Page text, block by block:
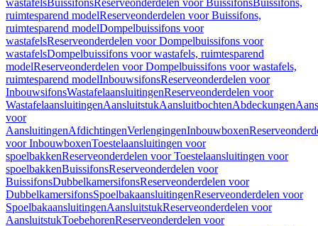
wastafelsBuissifonsReserveonderdelen voor BuissifonsBuissifons,
ruimtesparend modelReserveonderdelen voor Buissifons,
ruimtesparend modelDompelbuissifons voor
wastafelsReserveonderdelen voor Dompelbuissifons voor
wastafelsDompelbuissifons voor wastafels, ruimtesparend
modelReserveonderdelen voor Dompelbuissifons voor wastafels,
ruimtesparend modelInbouwsifonsReserveonderdelen voor
InbouwsifonsWastafelaansluitingenReserveonderdelen voor
WastafelaansluitingenAansluitstukAansluitbochtenAbdeckungen
voor
AansluitingenAfdichtingenVerlengingenInbouwboxen
voor InbouwboxenToestelaansluitingen voor
spoelbakkenReserveonderdelen voor Toestelaansluitingen voor
spoelbakkenBuissifonsReserveonderdelen voor
BuissifonsDubbelkamersifonsReserveonderdelen voor
DubbelkamersifonsSpoelbakaansluitingenReserveonderdelen voor
SpoelbakaansluitingenAansluitstukReserveonderdelen voor
AansluitstukToebehorenReserveonderdelen voor